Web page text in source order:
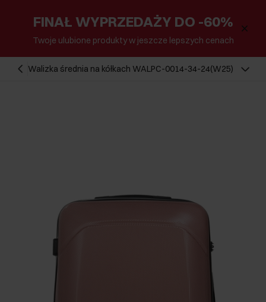
FINAŁ WYPRZEDAŻY DO -60%
Twoje ulubione produkty w jeszcze lepszych cenach
Walizka średnia na kółkach WALPC-0014-34-24(W25)